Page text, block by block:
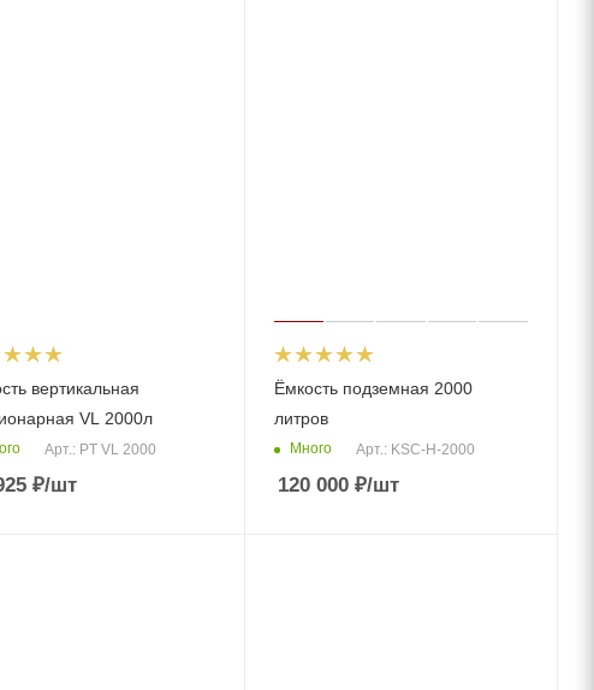
вертикальная
VL 2000л
Арт.: PT VL 2000
₽/шт
Ёмкость подземная 2000
литров
Много Арт.: KSC-H-2000
120 000 ₽/шт